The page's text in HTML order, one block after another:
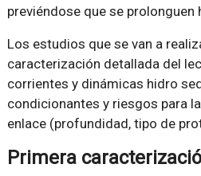
previéndose que se prolonguen
Los estudios que se van a
caracterización detallada del
corrientes y dinámicas hidro
condicionantes y riesgos para
enlace (profundidad, tipo de
Primera